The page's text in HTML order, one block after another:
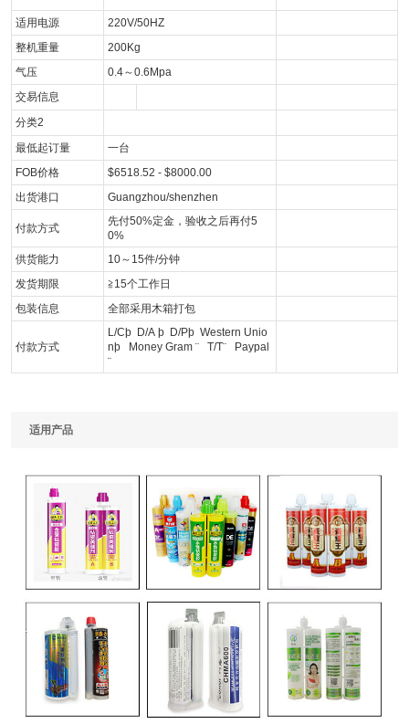
适用电源
220V/50HZ
整机重量
200Kg
气压
0.4～0.6Mpa
交易信息
分类2
最低起订量
一台
FOB价格
$6518.52 - $8000.00
出货港口
Guangzhou/shenzhen
付款方式
先付50%定金，验收之后再付5
0%
供货能力
10～15件/分钟
发货期限
≧15个工作日
包装信息
全部采用木箱打包
付款方式
L/Cþ D/A þ D/Pþ Western Unio
nþ Money Gram ¨ T/T¨ Paypal
¨
适用产品